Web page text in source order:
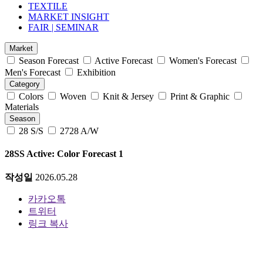
TEXTILE
MARKET INSIGHT
FAIR | SEMINAR
Market
Season Forecast Active Forecast
Women's Forecast
Men's Forecast
Exhibition
Category
Colors Woven Knit & Jersey
Print & Graphic
Materials
Season
28 S/S 2728 A/W
28SS Active: Color Forecast 1
작성일 2026.05.28
카카오톡
트위터
링크 복사